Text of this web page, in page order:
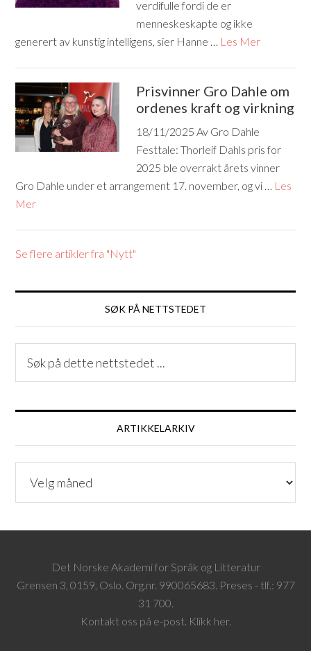
verdifulle fordi de er
menneskeskapte og ikke
generert av kunstig intelligens, sier Hanne … Les Mer
Prisvinner Gro Dahle om
ordenes kraft og virkning
18/11/2025 Av Gro Dahle
Festtale: Thorleif Dahls pris for
2025 ble overrakt årets vinner
Gro Dahle under et arrangement 17. november, og vi … Les
Mer
Se flere artikler fra "Nytt"
SØK PÅ NETTSTEDET
ARTIKKELARKIV
Det Norske Akademi for Språk og Litteratur
Grensen 3, 0159, Oslo. Org.nr. 990065683. Preses - tlf.: 977
31 700.
Kontakt oss på e-post. Klikk her.